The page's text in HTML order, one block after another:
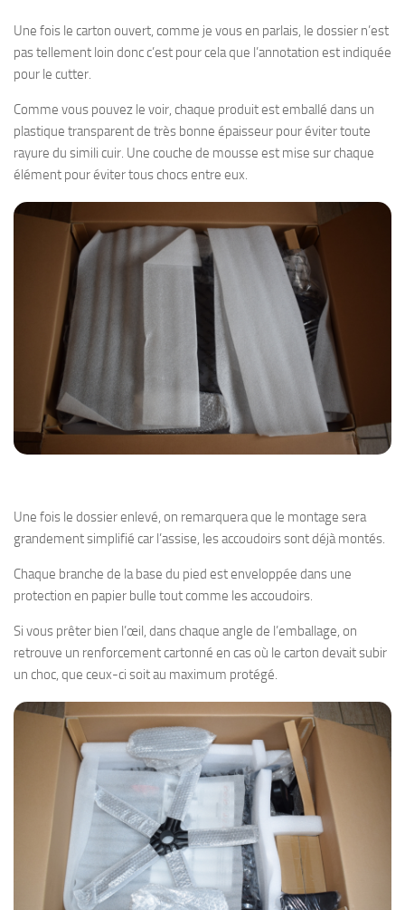
Une fois le carton ouvert, comme je vous en parlais, le dossier n’est
pas tellement loin donc c’est pour cela que l’annotation est indiquée
pour le cutter.
Comme vous pouvez le voir, chaque produit est emballé dans un
plastique transparent de très bonne épaisseur pour éviter toute
rayure du simili cuir. Une couche de mousse est mise sur chaque
élément pour éviter tous chocs entre eux.
Une fois le dossier enlevé, on remarquera que le montage sera
grandement simplifié car l’assise, les accoudoirs sont déjà montés.
Chaque branche de la base du pied est enveloppée dans une
protection en papier bulle tout comme les accoudoirs.
Si vous prêter bien l’œil, dans chaque angle de l’emballage, on
retrouve un renforcement cartonné en cas où le carton devait subir
un choc, que ceux-ci soit au maximum protégé.